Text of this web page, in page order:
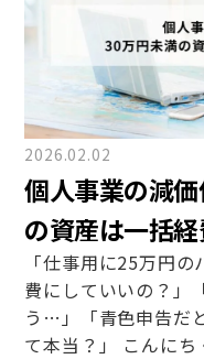
2026.02.02
個人事業の減
の資産は一括
「仕事用に25万円
費にしていいの？」
う…」「青色申告だ
て本当？」 こんにち